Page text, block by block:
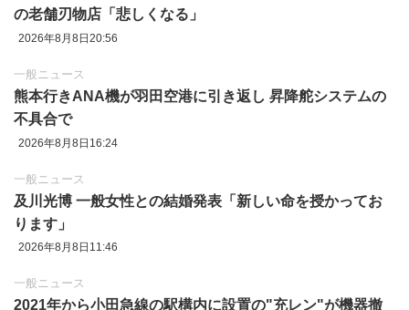
の老舗刃物店「悲しくなる」
2026年8月8日20:56
一般ニュース
熊本行きANA機が羽田空港に引き返し 昇降舵システムの
不具合で
2026年8月8日16:24
一般ニュース
及川光博 一般女性との結婚発表「新しい命を授かってお
ります」
2026年8月8日11:46
一般ニュース
2021年から小田急線の駅構内に設置の"充レン"が機器撤